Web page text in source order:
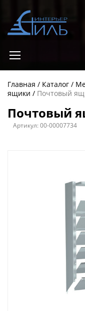
Главная Каталог
ящики
Почтовый
Почтовый
Артикул:00-00007734